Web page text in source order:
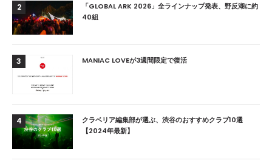
2
「GLOBAL ARK 2026」全ラインナップ発表、野反湖に約
40組
3 MANIAC LOVEが3週間限定で復活
4
クラベリア編集部が選ぶ、渋谷のおすすめクラブ10選
【2024年最新】